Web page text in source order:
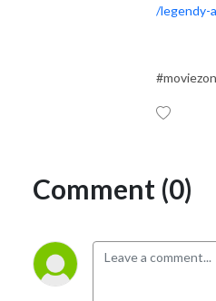
/legendy-
Comment (0)